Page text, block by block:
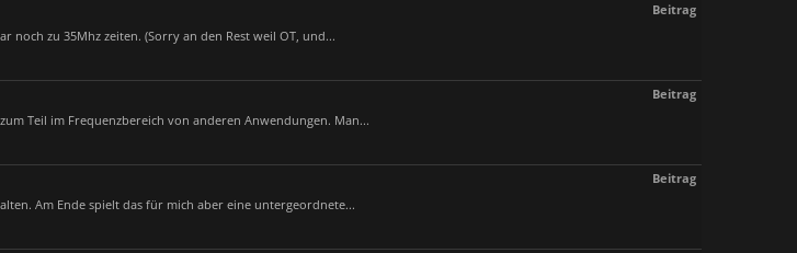
Beitrag
zu 35Mhz zeiten. (Sorry an den Rest weil OT, und...
Beitrag
Teil im Frequenzbereich von anderen Anwendungen. Man...
Beitrag
Am Ende spielt das für mich aber eine untergeordnete...